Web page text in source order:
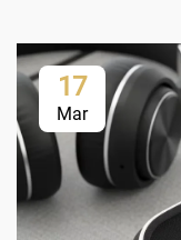
17
Mar